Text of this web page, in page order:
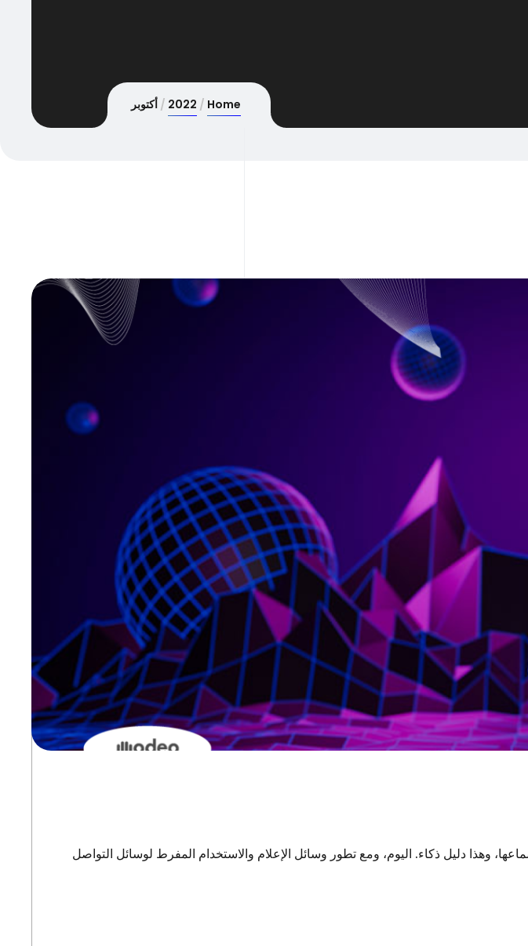
Home
2022 أكتوبر
وهذا دليل ذكاء. اليوم، ومع تطور وسائل الإعلام والاستخدام المفرط لوسائل التواصل